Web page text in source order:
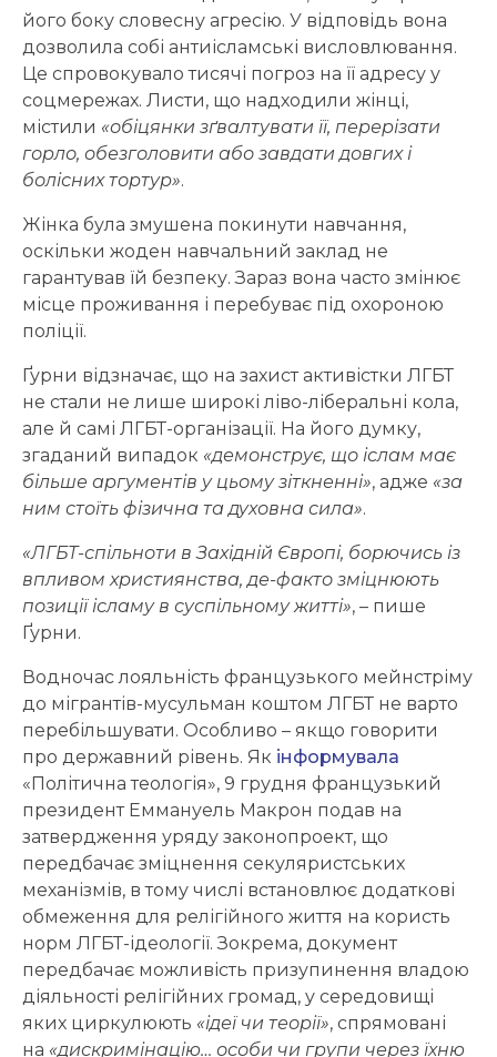
його боку словесну агресію. У відповідь вона
дозволила собі антиісламські висловлювання.
Це спровокувало тисячі погроз на її адресу у
соцмережах. Листи, що надходили жінці,
містили «обіцянки зґвалтувати її, перерізати
горло, обезголовити або завдати довгих і
болісних тортур».
Жінка була змушена покинути навчання,
оскільки жоден навчальний заклад не
гарантував їй безпеку. Зараз вона часто змінює
місце проживання і перебуває під охороною
поліції.
Ґурни відзначає, що на захист активістки ЛГБТ
не стали не лише широкі ліво-ліберальні кола,
але й самі ЛГБТ-організації. На його думку,
згаданий випадок «демонструє, що іслам має
більше аргументів у цьому зіткненні», адже «за
ним стоїть фізична та духовна сила».
«ЛГБТ-спільноти в Західній Європі, борючись із
впливом християнства, де-факто зміцнюють
позиції ісламу в суспільному житті», – пише
Ґурни.
Водночас лояльність французького мейнстріму
до мігрантів-мусульман коштом ЛГБТ не варто
перебільшувати. Особливо – якщо говорити
про державний рівень. Як інформувала
«Політична теологія», 9 грудня французький
президент Еммануель Макрон подав на
затвердження уряду законопроект, що
передбачає зміцнення секуляристських
механізмів, в тому числі встановлює додаткові
обмеження для релігійного життя на користь
норм ЛГБТ-ідеології. Зокрема, документ
передбачає можливість призупинення владою
діяльності релігійних громад, у середовищі
яких циркулюють «ідеї чи теорії», спрямовані
на «дискримінацію… особи чи групи через їхню